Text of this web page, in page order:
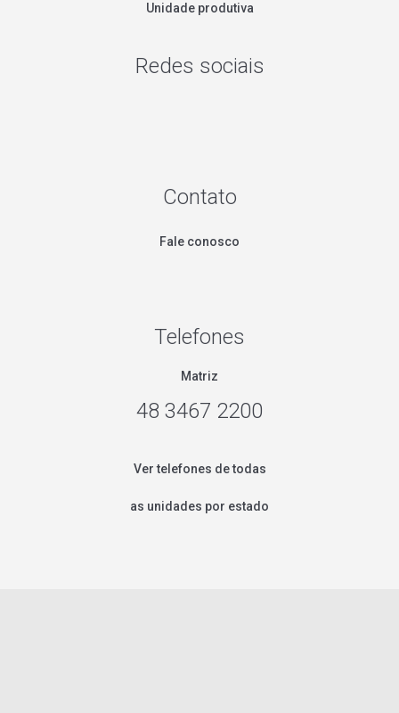
Unidade produtiva
Redes sociais
Contato
Fale conosco
Telefones
Matriz
48 3467 2200
Ver telefones de todas
as unidades por estado